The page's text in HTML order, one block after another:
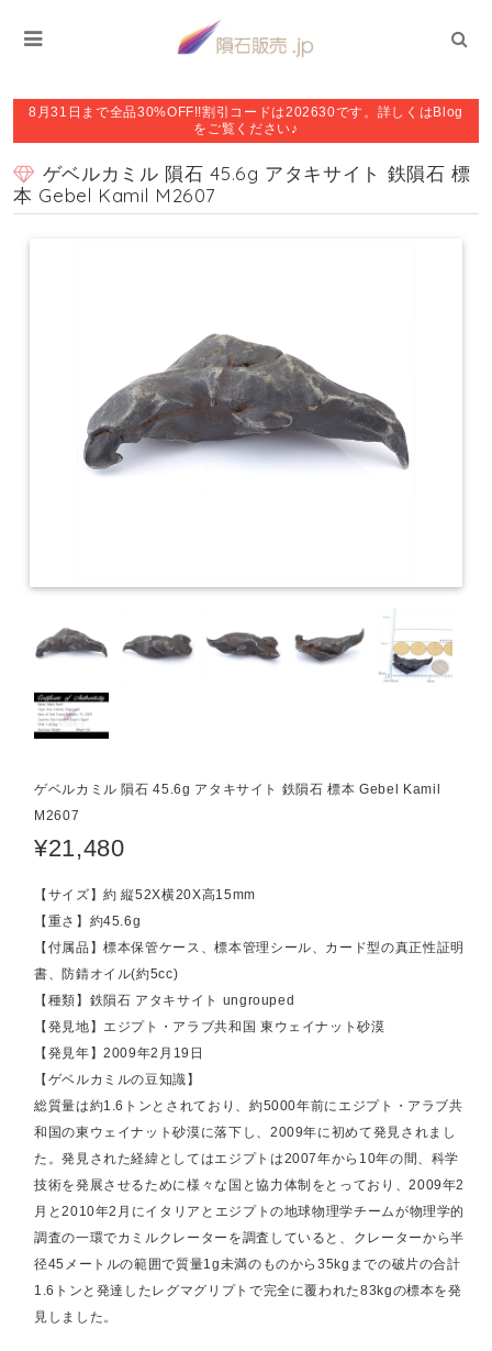
8月31日まで全品30%OFF!!割引コードは202630です。詳しくはBlog
をご覧ください♪
ゲベルカミル 隕石 45.6g アタキサイト 鉄隕石 標
本 Gebel Kamil M2607
ゲベルカミル 隕石 45.6g アタキサイト 鉄隕石 標本 Gebel Kamil
M2607
¥21,480
【サイズ】約 縦52X横20X高15mm
【重さ】約45.6g
【付属品】標本保管ケース、標本管理シール、カード型の真正性証明
書、防錆オイル(約5cc)
【種類】鉄隕石 アタキサイト ungrouped
【発見地】エジプト・アラブ共和国 東ウェイナット砂漠
【発見年】2009年2月19日
【ゲベルカミルの豆知識】
総質量は約1.6トンとされており、約5000年前にエジプト・アラブ共
和国の東ウェイナット砂漠に落下し、2009年に初めて発見されまし
た。発見された経緯としてはエジプトは2007年から10年の間、科学
技術を発展させるために様々な国と協力体制をとっており、2009年2
月と2010年2月にイタリアとエジプトの地球物理学チームが物理学的
調査の一環でカミルクレーターを調査していると、クレーターから半
径45メートルの範囲で質量1g未満のものから35kgまでの破片の合計
1.6トンと発達したレグマグリプトで完全に覆われた83kgの標本を発
見しました。